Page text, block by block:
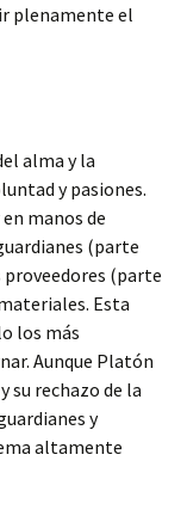
plenamente el
alma y la
y pasiones.
manos de
(parte
proveedores (parte
Esta
los más
Aunque Platón
su rechazo de la
y
altamente